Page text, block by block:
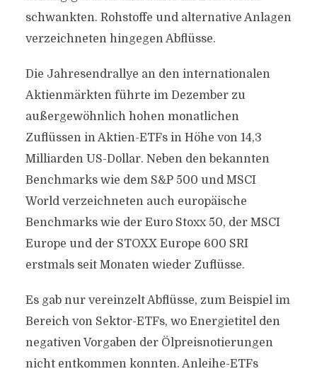
schwankten. Rohstoffe und alternative Anlagen
verzeichneten hingegen Abflüsse.
Die Jahresendrallye an den internationalen
Aktienmärkten führte im Dezember zu
außergewöhnlich hohen monatlichen
Zuflüssen in Aktien-ETFs in Höhe von 14,3
Milliarden US-Dollar. Neben den bekannten
Benchmarks wie dem S&P 500 und MSCI
World verzeichneten auch europäische
Benchmarks wie der Euro Stoxx 50, der MSCI
Europe und der STOXX Europe 600 SRI
erstmals seit Monaten wieder Zuflüsse.
Es gab nur vereinzelt Abflüsse, zum Beispiel im
Bereich von Sektor-ETFs, wo Energietitel den
negativen Vorgaben der Ölpreisnotierungen
nicht entkommen konnten. Anleihe-ETFs